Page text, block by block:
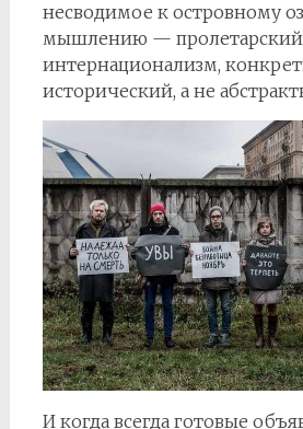
несводимое к островному
мышлению — пролетарский
интернационализм,
исторический, а не
И когда всегда готовые